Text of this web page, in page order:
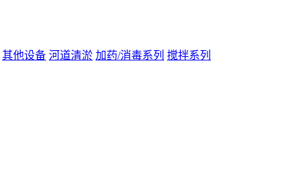
其他设备 河道清淤 加药/消毒系列 搅拌系列